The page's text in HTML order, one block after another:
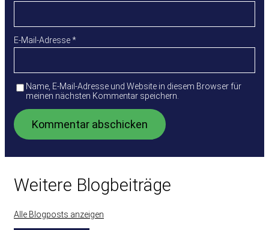
E-Mail-Adresse*
Name, E-Mail-Adresse und Website in diesem Browser für
meinen nächsten Kommentar speichern.
Weitere Blogbeiträge
Alle Blogposts anzeigen